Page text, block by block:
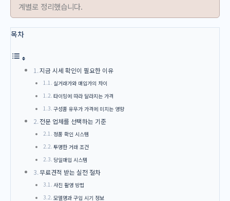
계별로 정리했습니다.
목차
지금 시세 확인이 필요한 이유
실거래가와 매입가의 차이
타이밍에 따라 달라지는 가격
구성품 유무가 가격에 미치는 영향
전문 업체를 선택하는 기준
정품 확인 시스템
투명한 거래 조건
당일매입 시스템
무료견적 받는 실전 절차
사진 촬영 방법
모델명과 구입 시기 정보